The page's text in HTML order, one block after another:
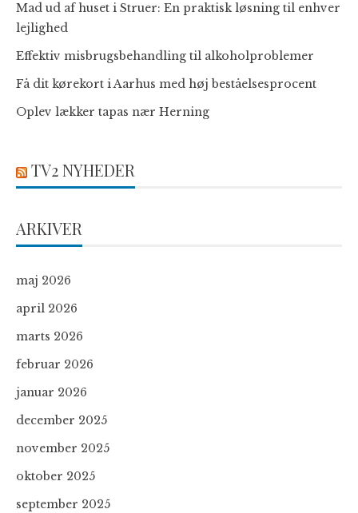
Mad ud af huset i Struer: En praktisk løsning til enhver
lejlighed
Effektiv misbrugsbehandling til alkoholproblemer
Få dit kørekort i Aarhus med høj beståelsesprocent
Oplev lækker tapas nær Herning
TV2 NYHEDER
ARKIVER
maj 2026
april 2026
marts 2026
februar 2026
januar 2026
december 2025
november 2025
oktober 2025
september 2025